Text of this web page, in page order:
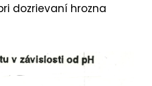
dozrievaní hrozna